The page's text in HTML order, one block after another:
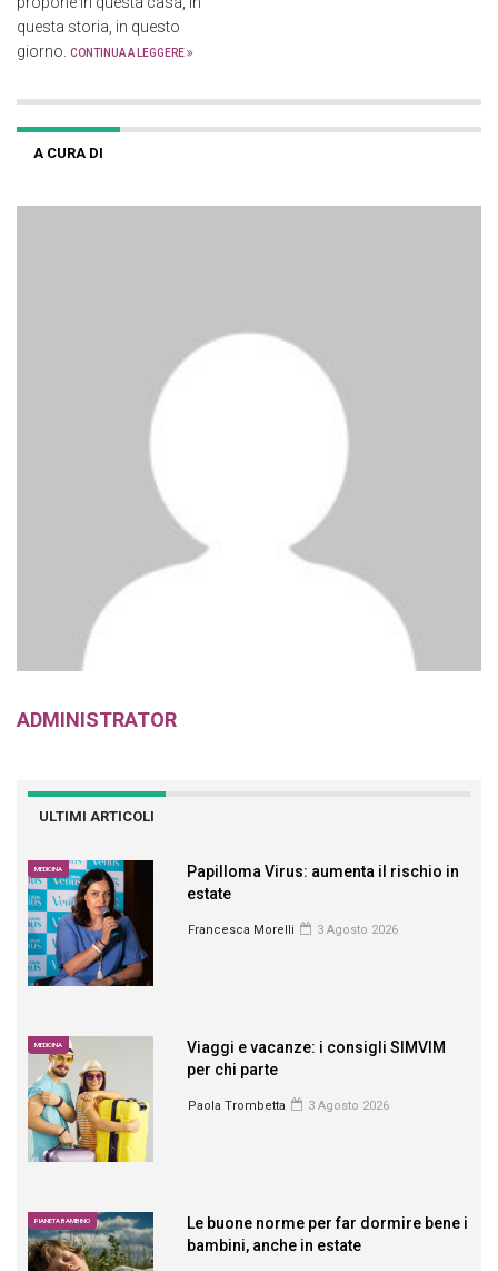
questa storia, in questo
giorno. CONTINUA A LEGGERE
A CURA DI
ADMINISTRATOR
ULTIMI ARTICOLI
MEDICINA
Papilloma Virus: aumenta il rischio in
estate
Francesca Morelli 3 Agosto 2026
MEDICINA
Viaggi e vacanze: i consigli SIMVIM
per chi parte
Paola Trombetta 3 Agosto 2026
PIANETA BAMBINO
Le buone norme per far dormire bene i
bambini, anche in estate